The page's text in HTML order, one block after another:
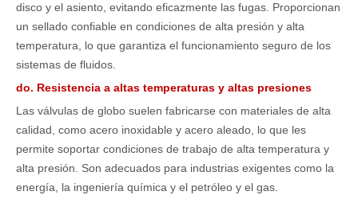
disco y el asiento, evitando eficazmente las fugas. Proporcionan
un sellado confiable en condiciones de alta presión y alta
temperatura, lo que garantiza el funcionamiento seguro de los
sistemas de fluidos.
do. Resistencia a altas temperaturas y altas presiones
Las válvulas de globo suelen fabricarse con materiales de alta
calidad, como acero inoxidable y acero aleado, lo que les
permite soportar condiciones de trabajo de alta temperatura y
alta presión. Son adecuados para industrias exigentes como la
energía, la ingeniería química y el petróleo y el gas.